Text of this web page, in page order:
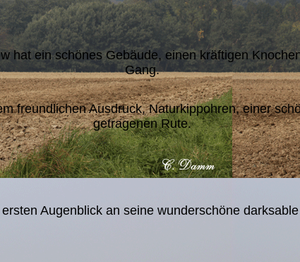
hat ein schönes Gebäude, einen kräftigen
Gang.
freundlichen Ausdruck, Naturkippohren, einer
getragenen Rute.
Augenblick an seine wunderschöne